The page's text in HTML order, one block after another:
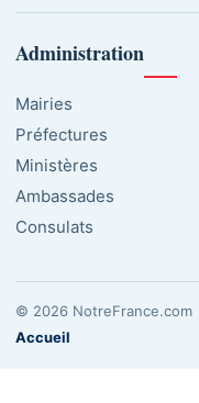
Administration
Mairies
Préfectures
Ministères
Ambassades
Consulats
© 2026 NotreFrance.com
Accueil